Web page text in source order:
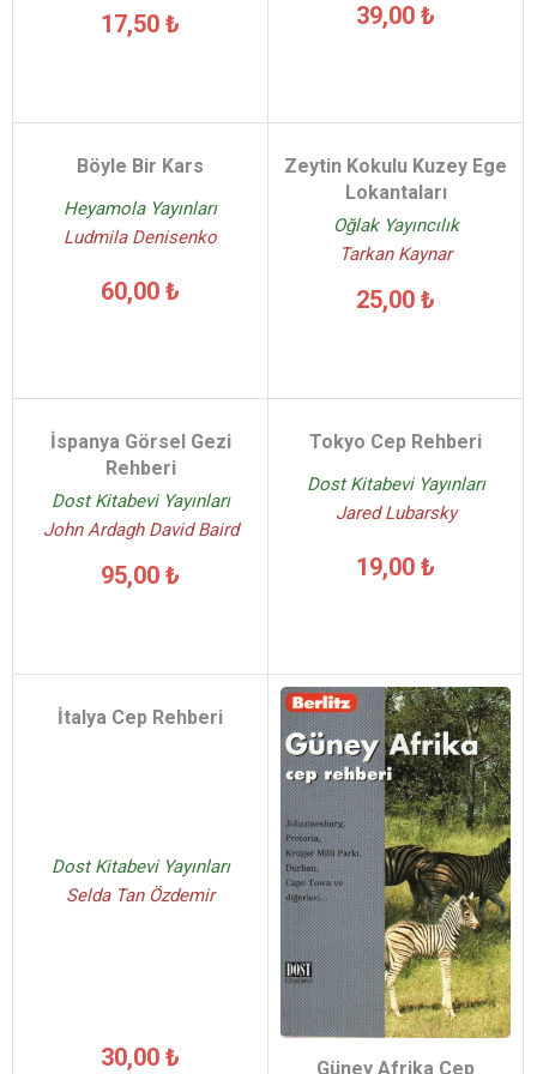
17,50 ₺ 39,00 ₺
Böyle Bir Kars
Heyamola Yayınları
Ludmila Denisenko
60,00 ₺
Zeytin Kokulu Kuzey Ege
Lokantaları
Oğlak Yayıncılık
Tarkan Kaynar
25,00 ₺
İspanya Görsel Gezi
Rehberi
Dost Kitabevi Yayınları
John Ardagh David Baird
95,00 ₺
Tokyo Cep Rehberi
Dost Kitabevi Yayınları
Jared Lubarsky
19,00 ₺
İtalya Cep Rehberi
Dost Kitabevi Yayınları
Selda Tan Özdemir
30,00 ₺
Güney Afrika Cep